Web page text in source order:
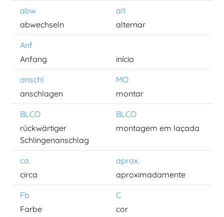
abw
alt
abwechseln
alternar
Anf
Anfang
início
anschl
MO
anschlagen
montar
BLCO
BLCO
rückwärtiger
Schlingenanschlag
montagem em laçada
ca.
aprox.
circa
aproximadamente
Fb
C
Farbe
cor